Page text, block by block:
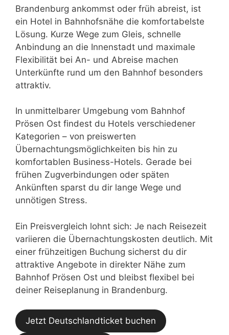
Brandenburg ankommst oder früh abreist, ist
ein Hotel in Bahnhofsnähe die komfortabelste
Lösung. Kurze Wege zum Gleis, schnelle
Anbindung an die Innenstadt und maximale
Flexibilität bei An- und Abreise machen
Unterkünfte rund um den Bahnhof besonders
attraktiv.
In unmittelbarer Umgebung vom Bahnhof
Prösen Ost findest du Hotels verschiedener
Kategorien – von preiswerten
Übernachtungsmöglichkeiten bis hin zu
komfortablen Business-Hotels. Gerade bei
frühen Zugverbindungen oder späten
Ankünften sparst du dir lange Wege und
unnötigen Stress.
Ein Preisvergleich lohnt sich: Je nach Reisezeit
variieren die Übernachtungskosten deutlich. Mit
einer frühzeitigen Buchung sicherst du dir
attraktive Angebote in direkter Nähe zum
Bahnhof Prösen Ost und bleibst flexibel bei
deiner Reiseplanung in Brandenburg.
Jetzt Deutschlandticket buchen